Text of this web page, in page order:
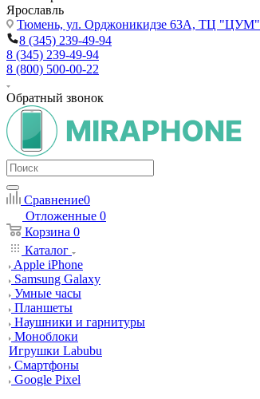
Ярославль
Тюмень, ул. Орджоникидзе 63А, ТЦ "ЦУМ"
8 (345) 239-49-94
8 (345) 239-49-94
8 (800) 500-00-22
Обратный звонок
Сравнение0
Отложенные 0
Корзина 0
Каталог
Apple iPhone
Samsung Galaxy
Умные часы
Планшеты
Наушники и гарнитуры
Моноблоки
Игрушки Labubu
Смартфоны
Google Pixel